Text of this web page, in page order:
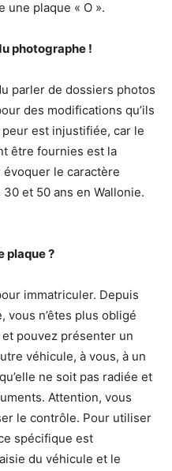
une plaque « O ».
photographe !
parler de dossiers photos
des modifications qu’ils
est injustifiée, car le
être fournies est la
le caractère
et 50 ans en Wallonie.
plaque ?
immatriculer. Depuis
vous n’êtes plus obligé
et pouvez présenter un
véhicule, à vous, à un
ne soit pas radiée et
Attention, vous
le contrôle. Pour utiliser
spécifique est
du véhicule et le